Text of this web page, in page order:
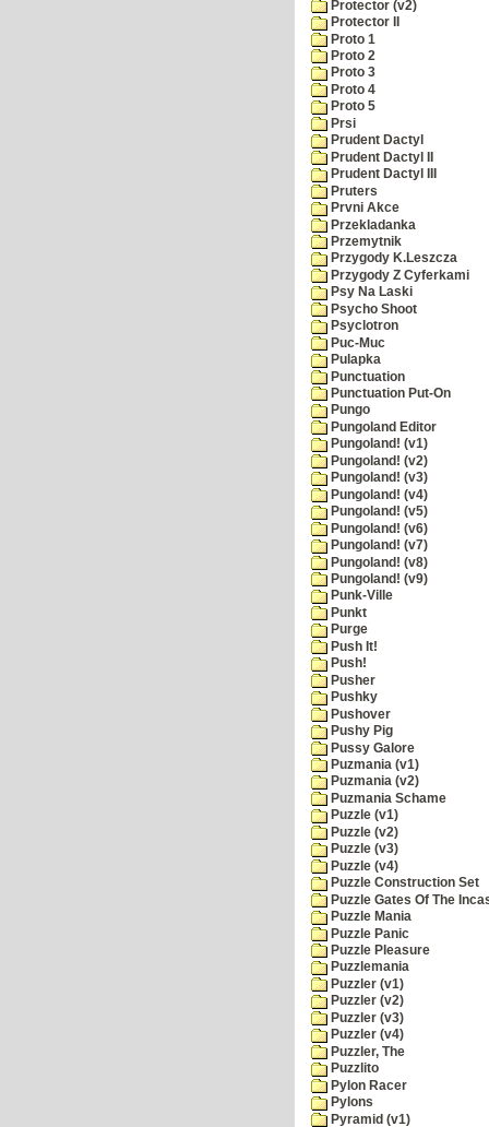
Protector (v2)
Protector II
Proto 1
Proto 2
Proto 3
Proto 4
Proto 5
Prsi
Prudent Dactyl
Prudent Dactyl II
Prudent Dactyl III
Pruters
Prvni Akce
Przekladanka
Przemytnik
Przygody K.Leszcza
Przygody Z Cyferkami
Psy Na Laski
Psycho Shoot
Psyclotron
Puc-Muc
Pulapka
Punctuation
Punctuation Put-On
Pungo
Pungoland Editor
Pungoland! (v1)
Pungoland! (v2)
Pungoland! (v3)
Pungoland! (v4)
Pungoland! (v5)
Pungoland! (v6)
Pungoland! (v7)
Pungoland! (v8)
Pungoland! (v9)
Punk-Ville
Punkt
Purge
Push It!
Push!
Pusher
Pushky
Pushover
Pushy Pig
Pussy Galore
Puzmania (v1)
Puzmania (v2)
Puzmania Schame
Puzzle (v1)
Puzzle (v2)
Puzzle (v3)
Puzzle (v4)
Puzzle Construction Set
Puzzle Gates Of The
Puzzle Mania
Puzzle Panic
Puzzle Pleasure
Puzzlemania
Puzzler (v1)
Puzzler (v2)
Puzzler (v3)
Puzzler (v4)
Puzzler, The
Puzzlito
Pylon Racer
Pylons
Pyramid (v1)